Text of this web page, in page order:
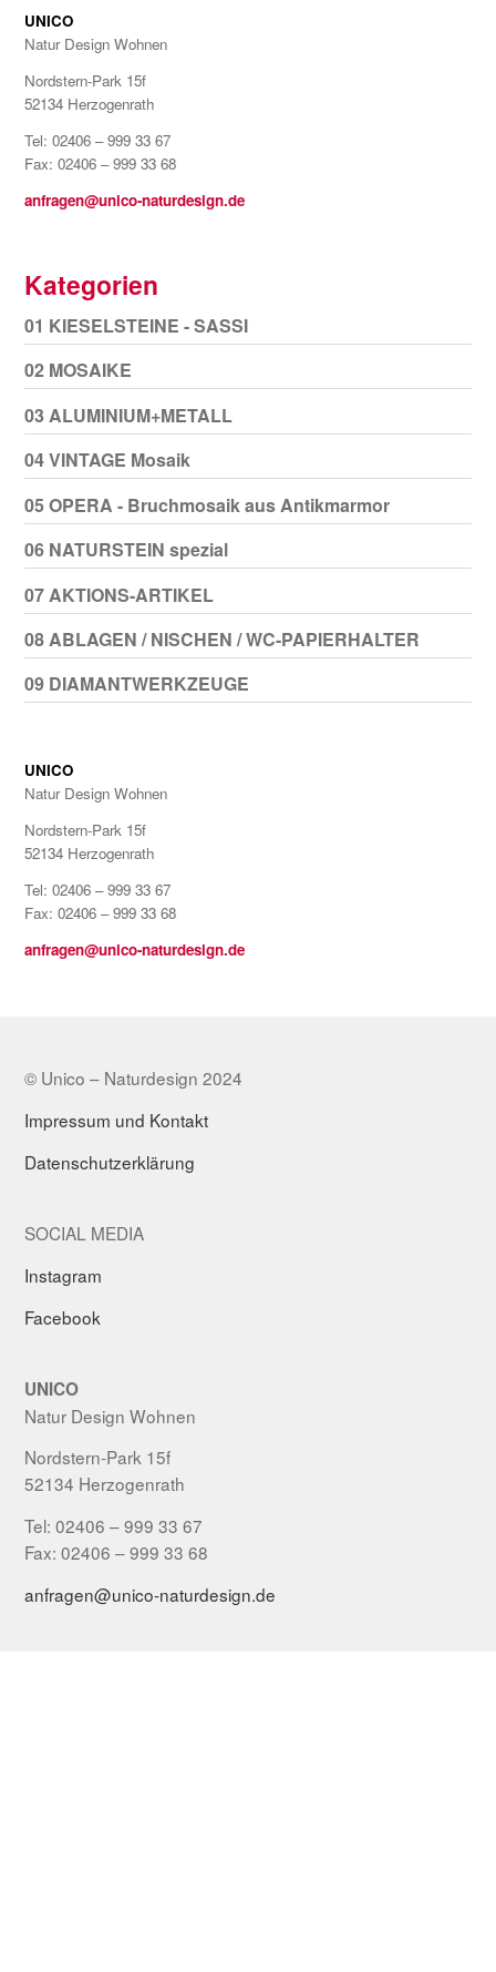
UNICO
Natur Design Wohnen
Nordstern-Park 15f
52134 Herzogenrath
Tel: 02406 – 999 33 67
Fax: 02406 – 999 33 68
anfragen@unico-naturdesign.de
Kategorien
01 KIESELSTEINE - SASSI
02 MOSAIKE
03 ALUMINIUM+METALL
04 VINTAGE Mosaik
05 OPERA - Bruchmosaik aus Antikmarmor
06 NATURSTEIN spezial
07 AKTIONS-ARTIKEL
08 ABLAGEN / NISCHEN / WC-PAPIERHALTER
09 DIAMANTWERKZEUGE
UNICO
Natur Design Wohnen
Nordstern-Park 15f
52134 Herzogenrath
Tel: 02406 – 999 33 67
Fax: 02406 – 999 33 68
anfragen@unico-naturdesign.de
© Unico – Naturdesign 2024
Impressum und Kontakt
Datenschutzerklärung
SOCIAL MEDIA
Instagram
Facebook
UNICO
Natur Design Wohnen
Nordstern-Park 15f
52134 Herzogenrath
Tel: 02406 – 999 33 67
Fax: 02406 – 999 33 68
anfragen@unico-naturdesign.de